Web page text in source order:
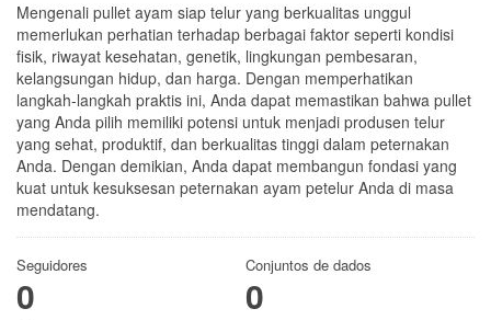
Mengenali pullet ayam siap telur yang berkualitas unggul
memerlukan perhatian terhadap berbagai faktor seperti kondisi
fisik, riwayat kesehatan, genetik, lingkungan pembesaran,
kelangsungan hidup, dan harga. Dengan memperhatikan
langkah-langkah praktis ini, Anda dapat memastikan bahwa pullet
yang Anda pilih memiliki potensi untuk menjadi produsen telur
yang sehat, produktif, dan berkualitas tinggi dalam peternakan
Anda. Dengan demikian, Anda dapat membangun fondasi yang
kuat untuk kesuksesan peternakan ayam petelur Anda di masa
mendatang.
Seguidores
0
Conjuntos de dados
0